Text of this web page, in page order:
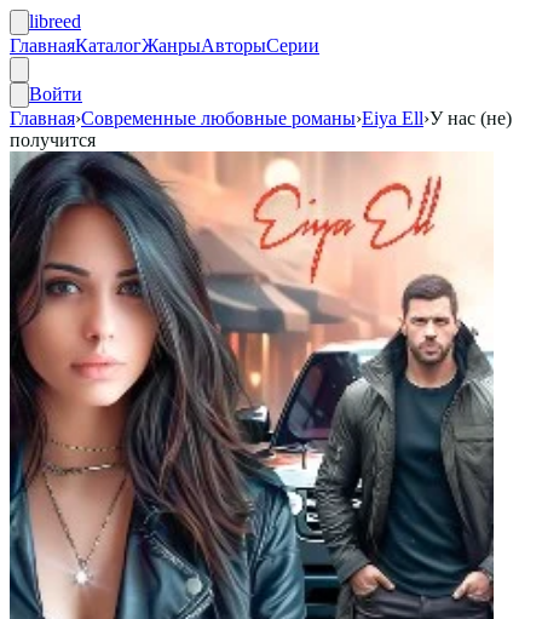
libreed
ГлавнаяКаталогЖанрыАвторыСерии
Войти
Главная›Современные любовные романы›Eiya Ell›У нас (не)
получится